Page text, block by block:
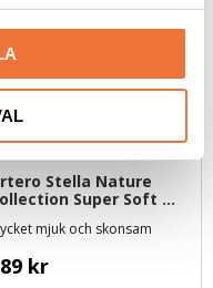
Stella Nature
Super Soft
mjuk och skonsam
kr